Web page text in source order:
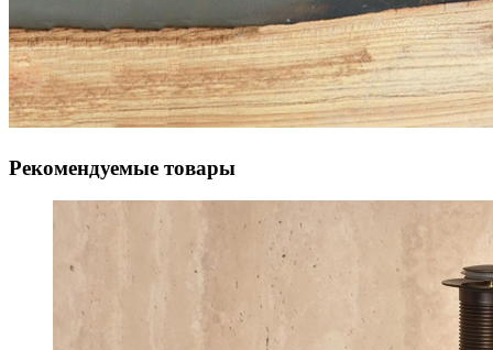
Рекомендуемые товары